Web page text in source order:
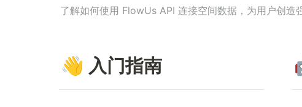
了解如何使用 FlowUs API 连接空间数据，为用户创造
👋 入门指南